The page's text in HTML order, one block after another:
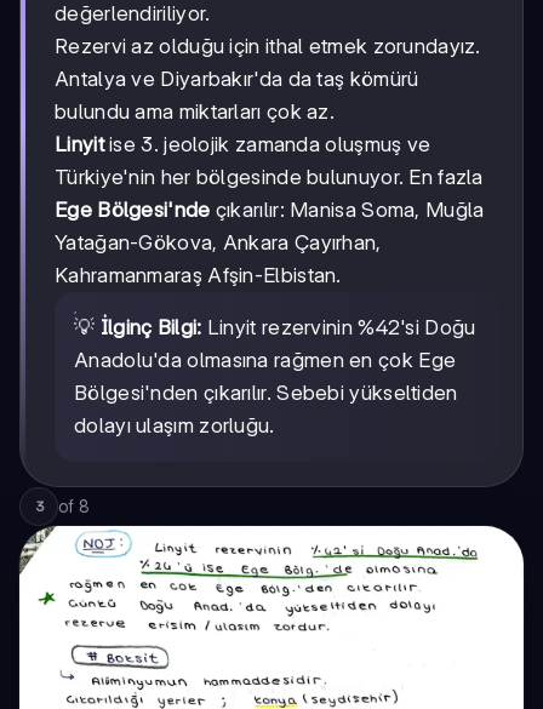
değerlendiriliyor.
Rezervi az olduğu için ithal etmek zorundayız.
Antalya ve Diyarbakır'da da taş kömürü
bulundu ama miktarları çok az.
Linyitise 3. jeolojik zamanda oluşmuş ve
Türkiye'nin her bölgesinde bulunuyor. En fazla
Ege Bölgesi'nde çıkarılır: Manisa Soma, Muğla
Yatağan-Gökova, Ankara Çayırhan,
Kahramanmaraş Afşin-Elbistan.
💡 İlginç Bilgi: Linyit rezervinin %42'si Doğu
Anadolu'da olmasına rağmen en çok Ege
Bölgesi'nden çıkarılır. Sebebi yükseltiden
dolayı ulaşım zorluğu.
3 of 8